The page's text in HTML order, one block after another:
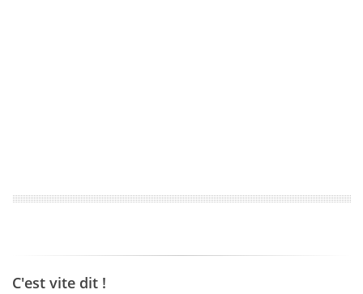
C'est vite dit !